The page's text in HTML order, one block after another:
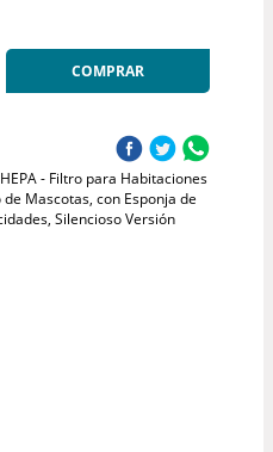
COMPRAR
- Filtro para Habitaciones
Mascotas, con Esponja de
Silencioso Versión